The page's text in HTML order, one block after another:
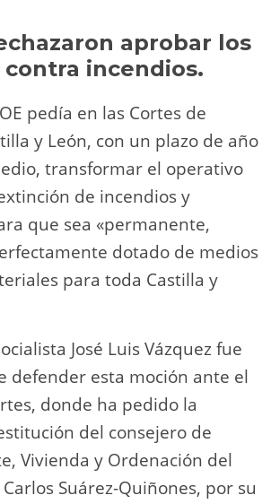
A
p
b
o
k
t
Li
n
ar
tir
aprobar los
incendios.
pedía en las Cortes de
y León, con un plazo de año
transformar el operativo
de incendios y
que sea «permanente,
dotado de medios
para toda Castilla y
José Luis Vázquez fue
defender esta moción ante el
donde ha pedido la
del consejero de
Vivienda y Ordenación del
Suárez-Quiñones, por su